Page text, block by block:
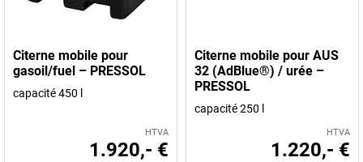
Citerne mobile pour
gasoil/fuel – PRESSOL
capacité 450 l
HTVA
1.920,- €
Citerne mobile pour AUS
32 (AdBlue®) / urée –
PRESSOL
capacité 250 l
HTVA
1.220,- €